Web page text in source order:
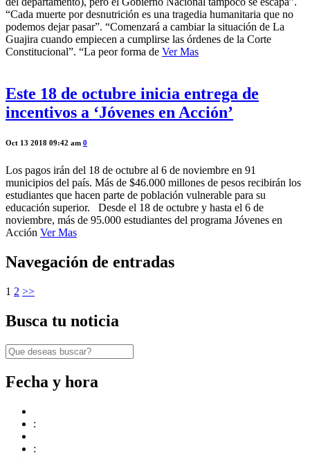
“Cada muerte por desnutrición es una tragedia humanitaria que no
podemos dejar pasar”. “Comenzará a cambiar la situación de La
Guajira cuando empiecen a cumplirse las órdenes de la Corte
Constitucional”. “La peor forma de Ver Mas
Este 18 de octubre inicia entrega de
incentivos a ‘Jóvenes en Acción’
Oct 13 2018 09:42 am 0
Los pagos irán del 18 de octubre al 6 de noviembre en 91
municipios del país. Más de $46.000 millones de pesos recibirán los
estudiantes que hacen parte de población vulnerable para su
educación superior. Desde el 18 de octubre y hasta el 6 de
noviembre, más de 95.000 estudiantes del programa Jóvenes en
Acción Ver Mas
Navegación de entradas
1 2 >>
Busca tu noticia
Fecha y hora
:
: